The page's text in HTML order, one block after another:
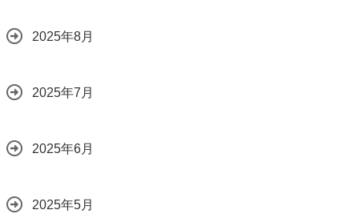
2025年8月
2025年7月
2025年6月
2025年5月